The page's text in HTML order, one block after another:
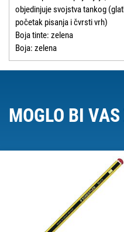
objedinjuje svojstva tankog
početak pisanja i čvrsti vrh)
Boja tinte: zelena
Boja: zelena
MOGLO BI